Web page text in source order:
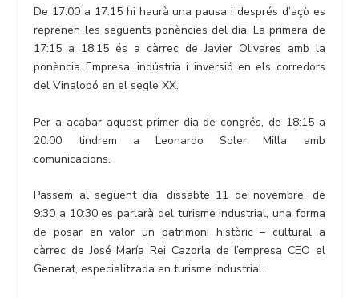
De 17:00 a 17:15 hi haurà una pausa i després d’açò es
reprenen les següents ponències del dia. La primera de
17:15 a 18:15 és a càrrec de Javier Olivares amb la
ponència Empresa, indústria i inversió en els corredors
del Vinalopó en el segle XX.
Per a acabar aquest primer dia de congrés, de 18:15 a
20:00 tindrem a Leonardo Soler Milla amb
comunicacions.
Passem al següent dia, dissabte 11 de novembre, de
9:30 a 10:30 es parlarà del turisme industrial, una forma
de posar en valor un patrimoni històric – cultural a
càrrec de José María Rei Cazorla de l’empresa CEO el
Generat, especialitzada en turisme industrial.